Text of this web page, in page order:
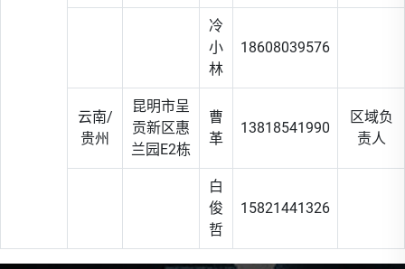
冷
小
林
18608039576
云南/
贵州
昆明市呈
贡新区惠
兰园E2栋
曹
革
13818541990
区域负
责人
白
俊
哲
15821441326